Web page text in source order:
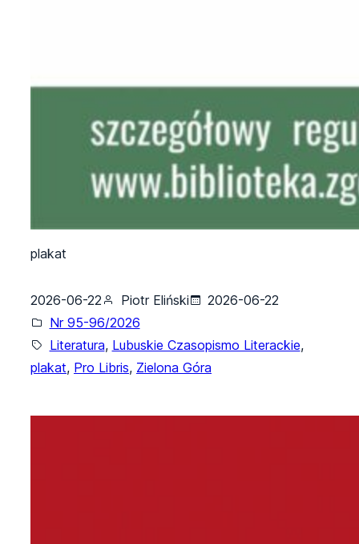
plakat
2026-06-22 Piotr Eliński
2026-06-22
Nr 95-96/2026
Literatura, Lubuskie Czasopismo Literackie,
plakat, Pro Libris, Zielona Góra